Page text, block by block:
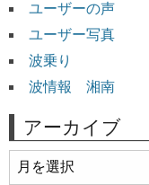
ユーザーの声
ユーザー写真
波乗り
波情報 湘南
アーカイブ